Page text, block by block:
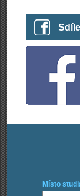
Místo